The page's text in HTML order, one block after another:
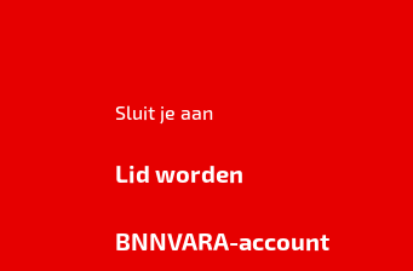
Sluit je aan
Lid worden
BNNVARA-account